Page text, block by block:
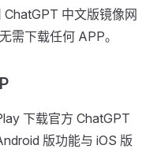
中文版镜像网
需下载任何 APP。
下载官方 ChatGPT
版功能与 iOS 版